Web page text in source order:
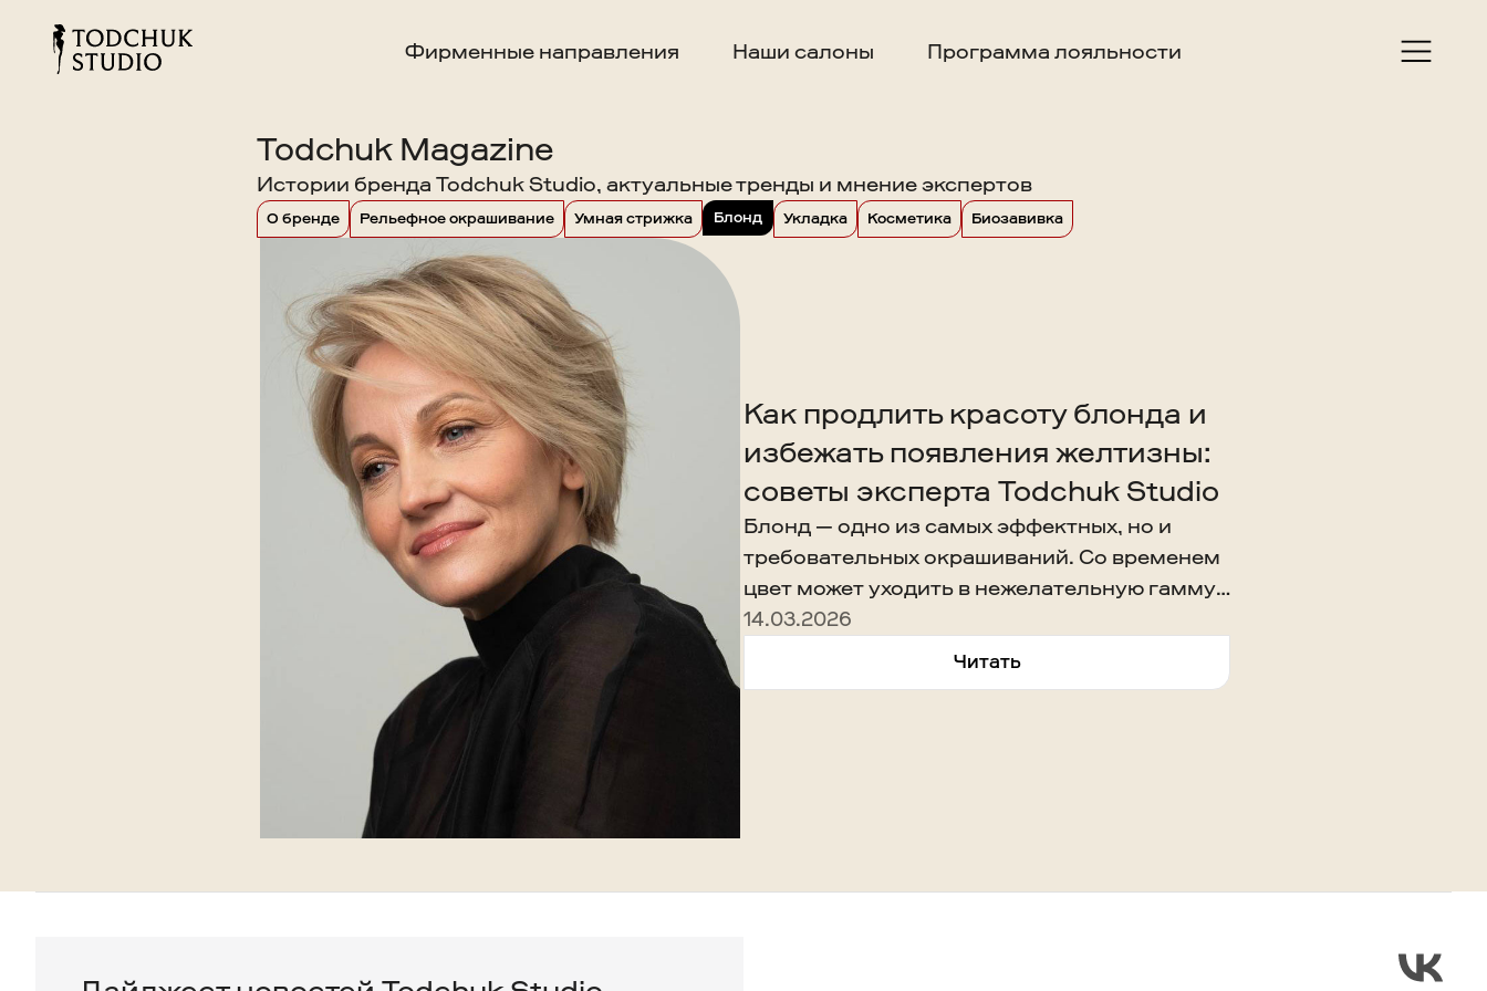
Фирменные направления Наши салоны Программа лояльности
Todchuk Magazine
Истории бренда Todchuk Studio, актуальные тренды и мнение экспертов
О бренде Рельефное окрашивание Умная стрижка Блонд Укладка Косметика Биозавивка
Как продлить красоту блонда и
избежать появления желтизны:
советы эксперта Todchuk Studio
Блонд — одно из самых эффектных, но и
требовательных окрашиваний. Со временем
цвет может уходить в нежелательную гамму
— появляется желтизна, оттенок теряет
глубину и благородство.
14.03.2026
Читать